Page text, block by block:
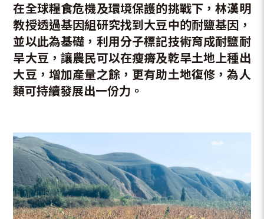
在全球糧食危機及環境保護的挑戰下，林漢明
教授透過基因組研究找到大豆中的耐鹽基因，
並以此為基礎，利用分子標記技術育成耐鹽耐
旱大豆，讓農民可以在瘦瘠及乾旱土地上種出
大豆，增加產量之餘，更有助土地復修，為人
類可持續發展出一份力。